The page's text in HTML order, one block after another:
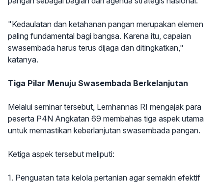
"Kedaulatan dan ketahanan pangan merupakan elemen
paling fundamental bagi bangsa. Karena itu, capaian
swasembada harus terus dijaga dan ditingkatkan,"
katanya.
Tiga Pilar Menuju Swasembada Berkelanjutan
Melalui seminar tersebut, Lemhannas RI mengajak para
peserta P4N Angkatan 69 membahas tiga aspek utama
untuk memastikan keberlanjutan swasembada pangan.
Ketiga aspek tersebut meliputi:
1. Penguatan tata kelola pertanian agar semakin efektif